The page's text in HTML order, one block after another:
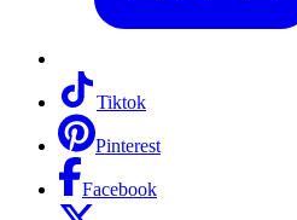
Tiktok
Pinterest
Facebook